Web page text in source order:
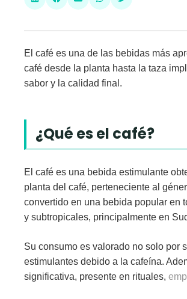
El café es una de las bebidas más
café desde la planta hasta la taza
sabor y la calidad final.
¿Qué es el café?
El café es una bebida estimulante
planta del café, perteneciente al
convertido en una bebida popular en
y subtropicales, principalmente en
Su consumo es valorado no solo por
estimulantes debido a la cafeína.
significativa, presente en rituales,